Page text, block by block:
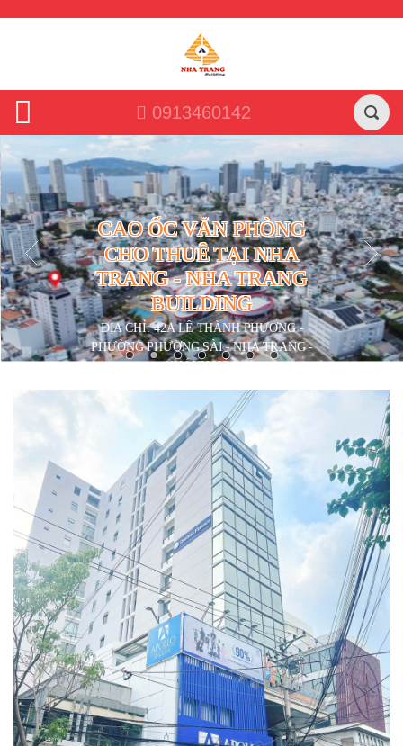
0913460142
CAO ỐC VĂN PHÒNG
CHO THUÊ TẠI NHA
TRANG - NHA TRANG
BUILDING
ĐỊA CHỈ: 42A LÊ THÀNH PHƯƠNG -
PHƯỜNG PHƯƠNG SÀI - NHA TRANG -
KHÁNH HÒA